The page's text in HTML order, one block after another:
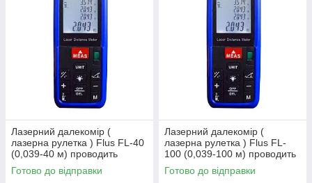
Лазерний далекомір (
лазерна рулетка ) Flus FL-40
(0,039-40 м) проводить
вимірювання V, S, H
Готово до відправки
Лазерний далекомір (
лазерна рулетка ) Flus FL-
100 (0,039-100 м) проводить
вимірювання V, S, H
Готово до відправки